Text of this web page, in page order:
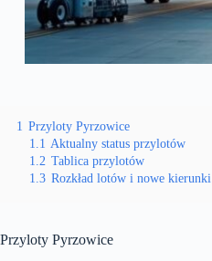
1 Przyloty Pyrzowice
1.1 Aktualny status przylotów
1.2 Tablica przylotów
1.3 Rozkład lotów i nowe kierunki
Przyloty Pyrzowice